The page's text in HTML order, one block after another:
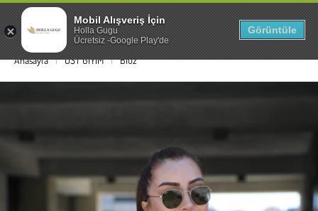
0
Anasayfa ÜST GİYİM Bluz
Mobil Alışveriş İçin
Holla Gugu
Ücretsiz -Google Play'de
Görüntüle